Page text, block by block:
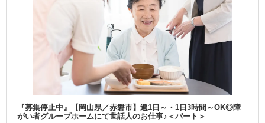
『募集停止中』【岡山県／赤磐市】週1日～・1日3時間～OK◎障
がい者グループホームにて世話人のお仕事♪＜パート＞